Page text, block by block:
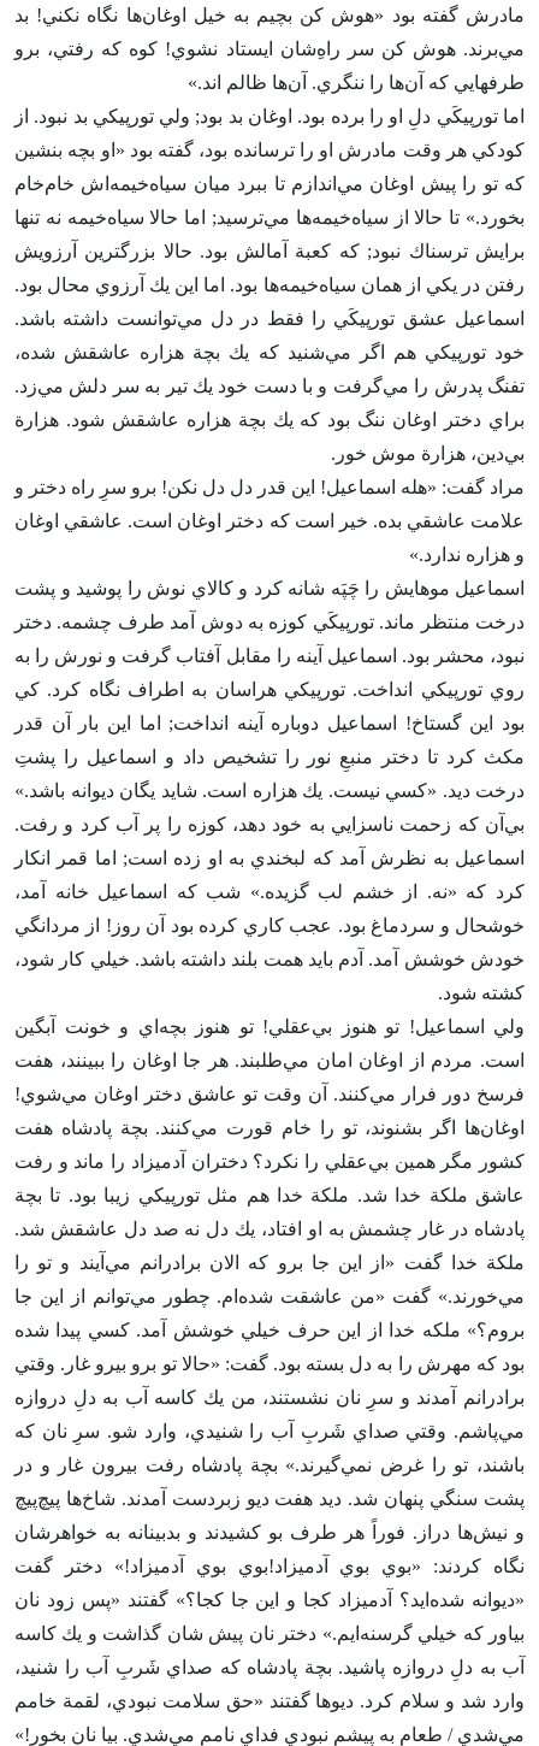
مادرش گفته بود «هوش كن بچيم به خيل اوغان‌ها نگاه نكني‌! بد
مي‌برند. هوش كن سر راه‌ِشان ايستاد نشوي‌! كوه كه رفتي‌، برو
طرفهايي كه آن‌ها را ننگري‌. آن‌ها ظالم اند.»
اما تورپيكَي دل‌ِ او را برده بود. اوغان بد بود; ولي تورپيكي بد نبود. از
كودكي هر وقت مادرش او را ترسانده بود، گفته بود «او بچه بنشين
كه تو را پيش اوغان مي‌اندازم تا ببرد ميان سياه‌خيمه‌اش خام‌خام
بخورد.» تا حالا از سياه‌خيمه‌ها مي‌ترسيد; اما حالا سياه‌خيمه نه تنها
برايش ترسناك نبود; كه كعبة آمالش بود. حالا بزرگترين آرزويش
رفتن در يكي از همان سياه‌خيمه‌ها بود. اما اين يك آرزوي محال بود.
اسماعيل عشق تورپيكَي را فقط در دل مي‌توانست داشته باشد.
خود تورپيكي هم اگر مي‌شنيد كه يك بچة هزاره عاشقش شده‌،
تفنگ پدرش را مي‌گرفت و با دست خود يك تير به سر دلش مي‌زد.
براي دختر اوغان ننگ بود كه يك بچة هزاره عاشقش شود. هزارة
بي‌دين‌، هزارة موش خور.
مراد گفت‌: «هله اسماعيل‌! اين قدر دل دل نكن‌! برو سرِ راه دختر و
علامت عاشقي بده‌. خير است كه دختر اوغان است‌. عاشقي اوغان
و هزاره ندارد.»
اسماعيل موهايش را چَپَه شانه كرد و كالاي نوش را پوشيد و پشت
درخت منتظر ماند. تورپيكَي كوزه به دوش آمد طرف چشمه‌. دختر
نبود، محشر بود. اسماعيل آينه را مقابل آفتاب گرفت و نورش را به
روي تورپيكي انداخت‌. تورپيكي هراسان به اطراف نگاه كرد. كي
بود اين گستاخ‌! اسماعيل دوباره آينه انداخت‌; اما اين بار آن قدر
مكث كرد تا دختر منبع‌ِ نور را تشخيص داد و اسماعيل را پشت‌ِ
درخت ديد. «كسي نيست‌. يك هزاره است‌. شايد يگان ديوانه باشد.»
بي‌آن كه زحمت ناسزايي به خود دهد، كوزه را پر آب كرد و رفت‌.
اسماعيل به نظرش آمد كه لبخندي به او زده است‌; اما قمر انكار
كرد كه «نه‌. از خشم لب گزيده‌.» شب كه اسماعيل خانه آمد،
خوشحال و سردماغ بود. عجب كاري كرده بود آن روز! از مردانگي
خودش خوشش آمد. آدم بايد همت بلند داشته باشد. خيلي كار شود،
كشته شود.
ولي اسماعيل‌! تو هنوز بي‌عقلي‌! تو هنوز بچه‌اي و خونت آبگين
است‌. مردم از اوغان امان مي‌طلبند. هر جا اوغان را ببينند، هفت
فرسخ دور فرار مي‌كنند. آن وقت تو عاشق دختر اوغان مي‌شوي‌!
اوغان‌ها اگر بشنوند، تو را خام قورت مي‌كنند. بچة پادشاه هفت
كشور مگر همين بي‌عقلي را نكرد؟ دختران آدميزاد را ماند و رفت
عاشق ملكة خدا شد. ملكة خدا هم مثل تورپيكي زيبا بود. تا بچة
پادشاه در غار چشمش به او افتاد، يك دل نه صد دل عاشقش شد.
ملكة خدا گفت «از اين جا برو كه الان برادرانم مي‌آيند و تو را
مي‌خورند.» گفت «من عاشقت شده‌ام‌. چطور مي‌توانم از اين جا
بروم‌؟» ملكه خدا از اين حرف خيلي خوشش آمد. كسي پيدا شده
بود كه مهرش را به دل بسته بود. گفت‌: «حالا تو برو بيرو غار. وقتي
برادرانم آمدند و سرِ نان نشستند، من يك كاسه آب به دل‌ِ دروازه
مي‌پاشم‌. وقتي صداي شَرب‌ِ آب را شنيدي‌، وارد شو. سرِ نان كه
باشند، تو را غرض نمي‌گيرند.» بچة پادشاه رفت بيرون غار و در
پشت سنگي پنهان شد. ديد هفت ديو زبردست آمدند. شاخ‌ها پيچ‌پيچ
و نيش‌ها دراز. فوراً هر طرف بو كشيدند و بدبينانه به خواهرشان
نگاه كردند: «بوي بوي آدميزاد!بوي بوي آدميزاد!» دختر گفت
«ديوانه شده‌ايد؟ آدميزاد كجا و اين جا كجا؟» گفتند «پس زود نان
بياور كه خيلي گرسنه‌ايم‌.» دختر نان پيش شان گذاشت و يك كاسه
آب به دل‌ِ دروازه پاشيد. بچة پادشاه كه صداي شَرب‌ِ آب را شنيد،
وارد شد و سلام كرد. ديوها گفتند «حق سلامت نبودي‌، لقمة خامم
مي‌شدي / طعام به پيشم نبودي فداي نامم مي‌شدي‌. بيا نان بخور!»